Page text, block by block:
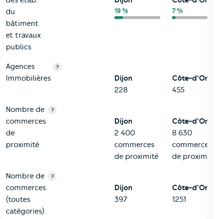
du
bâtiment
et travaux
publics
19 % 7 %
Agences
Immobilières
?
Dijon
228
Côte-d'Or
455
Nombre de
commerces
de
proximité
?
Dijon
2 400
commerces
de proximité
Côte-d'Or
8 630
commerces
de proximité
Nombre de
commerces
(toutes
catégories)
?
Dijon
397
Côte-d'Or
1251